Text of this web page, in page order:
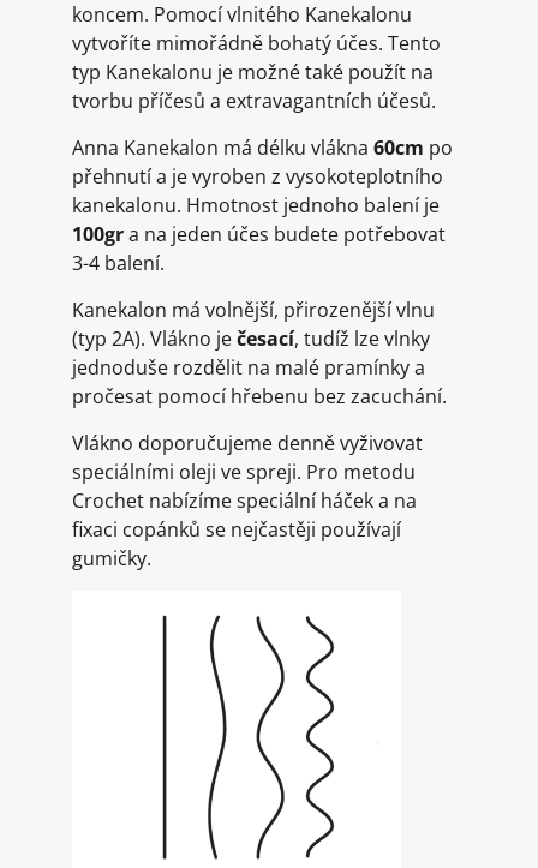
koncem. Pomocí vlnitého Kanekalonu
vytvoříte mimořádně bohatý účes. Tento
typ Kanekalonu je možné také použít na
tvorbu příčesů a extravagantních účesů.
Anna Kanekalon má délku vlákna 60cm po
přehnutí a je vyroben z vysokoteplotního
kanekalonu. Hmotnost jednoho balení je
100gra na jeden účes budete potřebovat
3-4 balení.
Kanekalon má volnější, přirozenější vlnu
(typ 2A). Vlákno ječesací, tudíž lze vlnky
jednoduše rozdělit na malé pramínky a
pročesat pomocí hřebenu bez zacuchání.
Vlákno doporučujeme denně vyživovat
speciálními oleji ve spreji. Pro metodu
Crochet nabízíme speciální háček a na
fixaci copánků se nejčastěji používají
gumičky.